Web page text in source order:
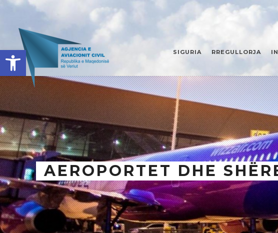
Open toolbar SIGURIA RREGULLORJA
AEROPORTET DHE